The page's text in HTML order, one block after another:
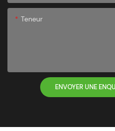
Teneur
ENVOYER UNE